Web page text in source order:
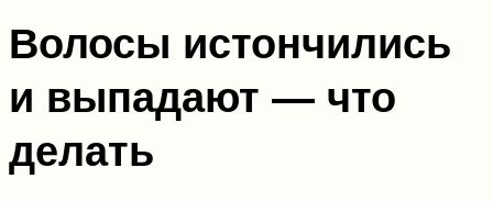
Волосы истончились
и выпадают — что
делать